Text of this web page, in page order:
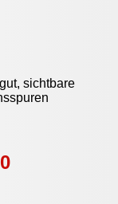
sichtbare